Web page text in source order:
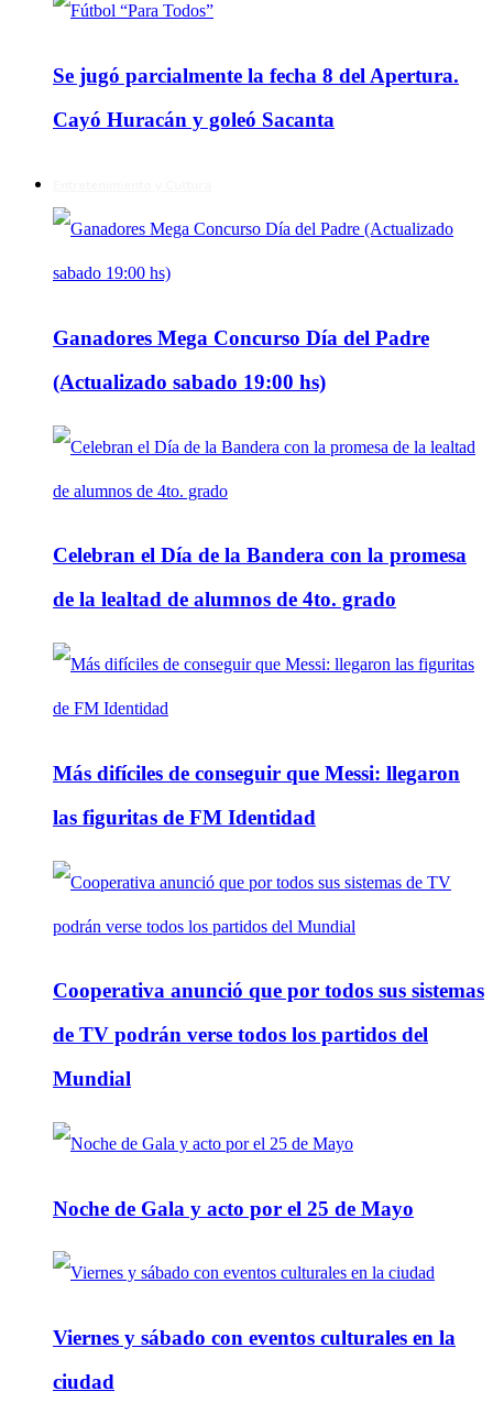
Se jugó parcialmente la fecha 8 del Apertura.
Cayó Huracán y goleó Sacanta
Ganadores Mega Concurso Día del Padre
(Actualizado sabado 19:00 hs)
Celebran el Día de la Bandera con la promesa
de la lealtad de alumnos de 4to. grado
Más difíciles de conseguir que Messi: llegaron
las figuritas de FM Identidad
Cooperativa anunció que por todos sus sistemas
de TV podrán verse todos los partidos del
Mundial
Noche de Gala y acto por el 25 de Mayo
Viernes y sábado con eventos culturales en la
ciudad